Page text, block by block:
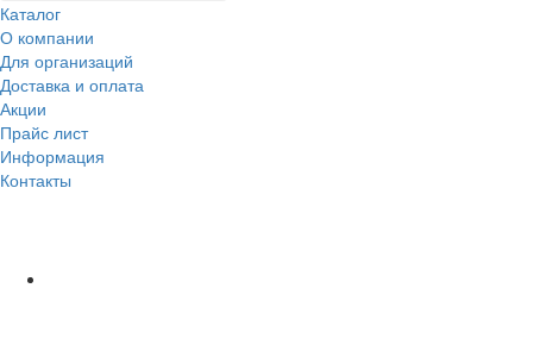
Каталог
О компании
Для организаций
Доставка и оплата
Акции
Прайс лист
Информация
Контакты